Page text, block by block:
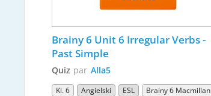
Brainy 6 Unit 6 Irregular Verbs -
Past Simple
Quiz par Alla5
Kl. 6 Angielski ESL Brainy 6 Macmillan